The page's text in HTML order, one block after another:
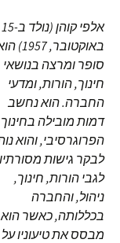
אלפי קוהן (נולד ב-15
באוקטובר,
סופר ומרצה בנושאי
חינוך, הורות, ומדעי
החברה. הוא נחשב
דמות מובילה בחינוך
הפרוגרסיבי, והוא
לבקר גישות
לגבי הורות, חינוך,
ניהול, והחברה
בכללותה, כאשר הוא
מבסס את טיעוניו על